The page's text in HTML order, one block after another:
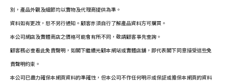
別，產品外觀及細節均以實物及代理商提供為準。
資料如有更改，恕不另行通知。顧客亦須自行了解產品資料方可購買。
本公司網店及實體商店之價格可能會有所不同，敬請顧客事先查詢。
顧客務必查看此免責聲明，如閣下繼續光顧本網站或實體店舖，即代表閣下同意接受這些免
責聲明約束。
本公司已盡力確保本網頁資料的準確性，但本公司不作任何明示或保証或擔保本網頁的資料